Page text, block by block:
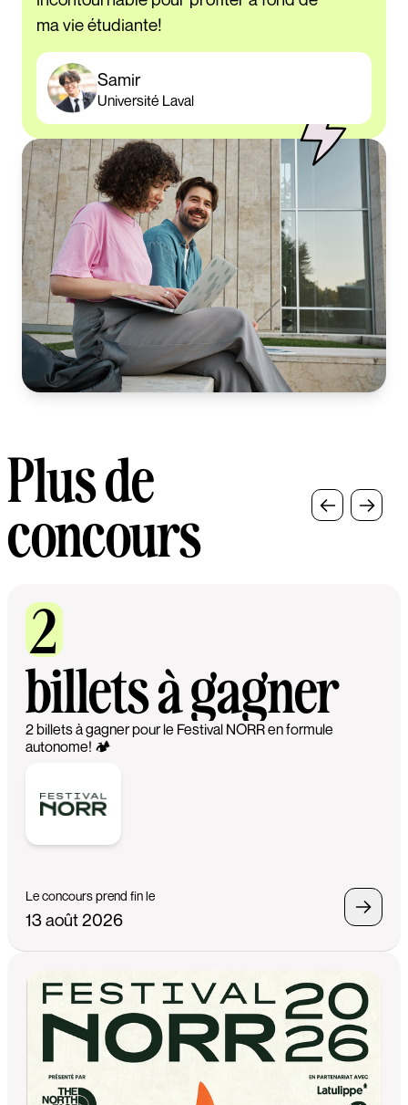
ma vie étudiante!
Samir
Université Laval
Plus de
concours
2
billets à gagner
2 billets à gagner pour le Festival NORR en formule
autonome! 🏕️
Le concours prend fin le
13 août 2026